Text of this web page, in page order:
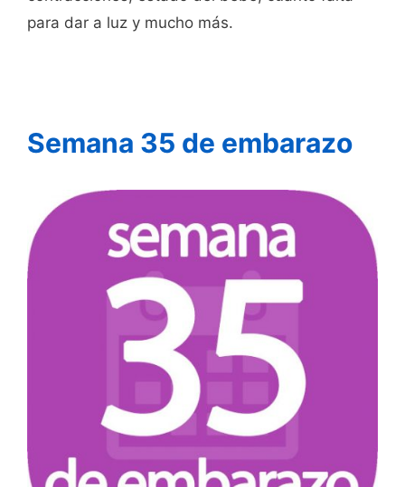
para dar a luz y mucho más.
Semana 35 de embarazo